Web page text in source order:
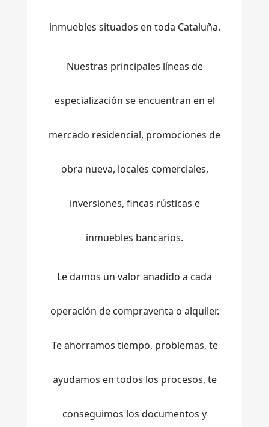
inmuebles situados en toda Cataluña.
Nuestras principales líneas de
especialización se encuentran en el
mercado residencial, promociones de
obra nueva, locales comerciales,
inversiones, fincas rústicas e
inmuebles bancarios.
Le damos un valor anadido a cada
operación de compraventa o alquiler.
Te ahorramos tiempo, problemas, te
ayudamos en todos los procesos, te
conseguimos los documentos y